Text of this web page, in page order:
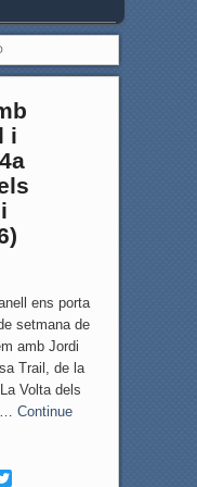
i
ens porta
setmana de
amb Jordi
Trail, de la
Volta dels
… Continue
T